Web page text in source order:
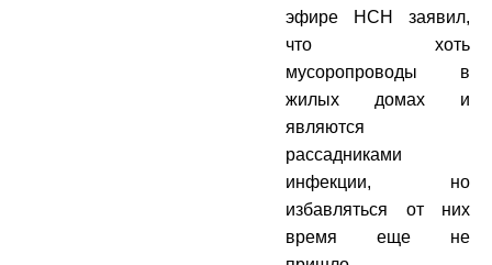
эфире НСН заявил,
что хоть
мусоропроводы в
жилых домах и
являются
рассадниками
инфекции, но
избавляться от них
время еще не